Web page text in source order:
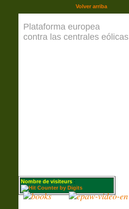
Plataforma europea
contra las centrales eólicas
Nombre de visiteurs :
Volver arriba